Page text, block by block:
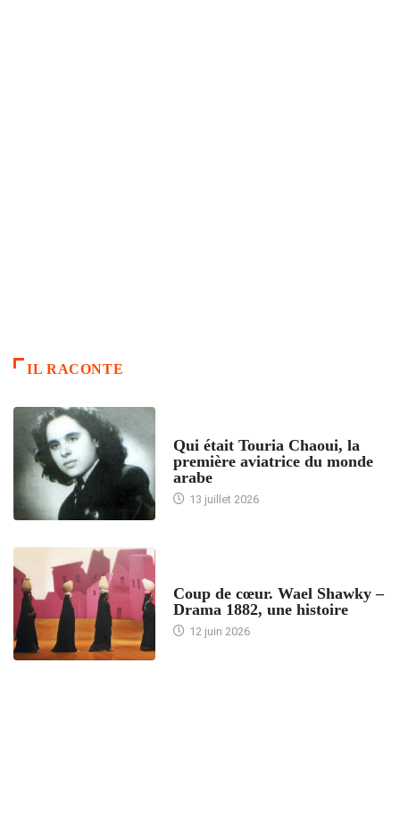
IL RACONTE
Qui était Touria Chaoui, la
première aviatrice du monde
arabe
13 juillet 2026
Coup de cœur. Wael Shawky –
Drama 1882, une histoire
12 juin 2026